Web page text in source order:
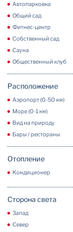
Автопарковка
Общий сад
Фитнес-центр
Собственный сад
Сауна
Общественный клуб
Расположение
Аэропорт (0-50 км)
Море (0-1 км)
Вид на природу
Бары / рестораны
Отопление
Кондиционер
Сторона света
Запад
Север